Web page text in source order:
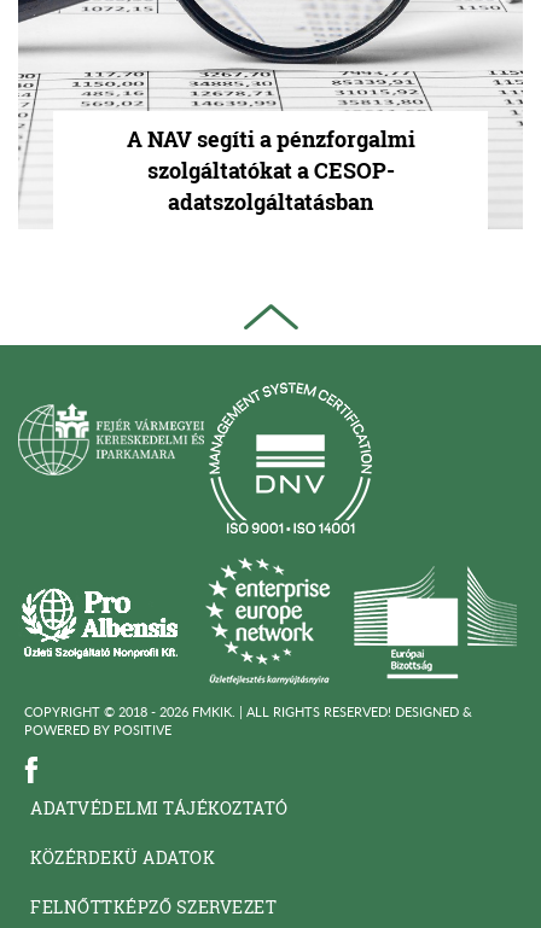
A NAV segíti a pénzforgalmi
szolgáltatókat a CESOP-
adatszolgáltatásban
COPYRIGHT © 2018 - 2026 FMKIK. | ALL RIGHTS RESERVED! DESIGNED &
POWERED BY POSITIVE
ADATVÉDELMI TÁJÉKOZTATÓ
KÖZÉRDEKÜ ADATOK
FELNŐTTKÉPZŐ SZERVEZET